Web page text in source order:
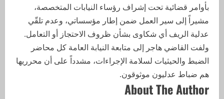
بأوامر قضائية تحت إشراف رؤساء النيابات المتخصصة،
مشيراً إلى سير العمل ضمن إطار مؤسساتي، وعدم تلقّي
عدلية الريف أي شكاوى بشأن ظروف الاحتجاز أو التعامل.
ولفت القاضي هاجر إلى متابعة النيابة العامة كل محاضر
الضبط والحيثيات لسلامة الإجراءات، مشدداً على أن محرريها
هم ضباط عدليون موثوقون.
About The Author